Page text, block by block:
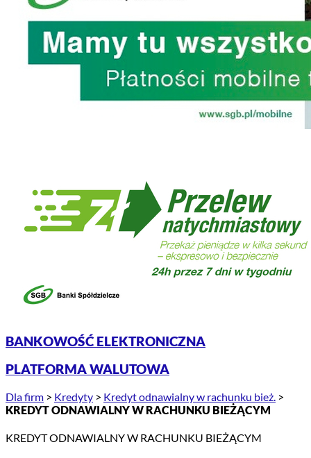
BANKOWOŚĆ ELEKTRONICZNA
PLATFORMA WALUTOWA
Dla firm > Kredyty > Kredyt odnawialny w rachunku bież. >
KREDYT ODNAWIALNY W RACHUNKU BIEŻĄCYM
KREDYT ODNAWIALNY W RACHUNKU BIEŻĄCYM